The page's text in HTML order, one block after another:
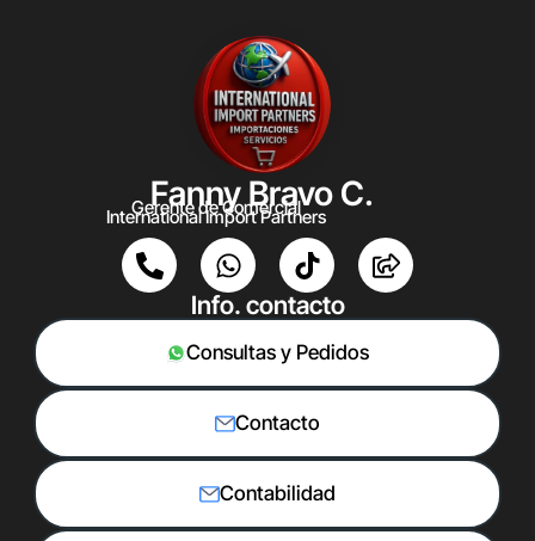
Fanny Bravo C.
Gerente de Comercial
International Import Partners
Info. contacto
Consultas y Pedidos
Contacto
Contabilidad